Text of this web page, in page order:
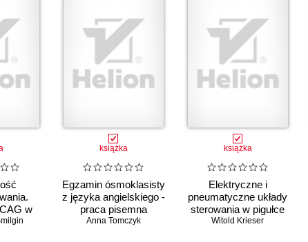
w
książka
Egzamin ósmoklasisty
z języka angielskiego -
praca pisemna
Anna Tomczyk
książka
Elektryczne i
pneumatyczne układy
sterowania w pigułce
Witold Krieser